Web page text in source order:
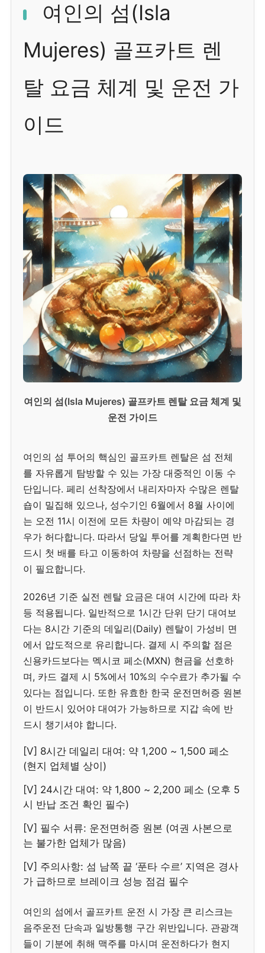
여인의 섬(Isla
Mujeres) 골프카트 렌
탈 요금 체계 및 운전 가
이드
여인의 섬(Isla Mujeres) 골프카트 렌탈 요금 체계 및
운전 가이드
여인의 섬 투어의 핵심인 골프카트 렌탈은 섬 전체
를 자유롭게 탐방할 수 있는 가장 대중적인 이동 수
단입니다. 페리 선착장에서 내리자마자 수많은 렌탈
숍이 밀집해 있으나, 성수기인 6월에서 8월 사이에
는 오전 11시 이전에 모든 차량이 예약 마감되는 경
우가 허다합니다. 따라서 당일 투어를 계획한다면 반
드시 첫 배를 타고 이동하여 차량을 선점하는 전략
이 필요합니다.
2026년 기준 실전 렌탈 요금은 대여 시간에 따라 차
등 적용됩니다. 일반적으로 1시간 단위 단기 대여보
다는 8시간 기준의 데일리(Daily) 렌탈이 가성비 면
에서 압도적으로 유리합니다. 결제 시 주의할 점은
신용카드보다는 멕시코 페소(MXN) 현금을 선호하
며, 카드 결제 시 5%에서 10%의 수수료가 추가될 수
있다는 점입니다. 또한 유효한 한국 운전면허증 원본
이 반드시 있어야 대여가 가능하므로 지갑 속에 반
드시 챙기셔야 합니다.
[V] 8시간 데일리 대여: 약 1,200 ~ 1,500 페소
(현지 업체별 상이)
[V] 24시간 대여: 약 1,800 ~ 2,200 페소 (오후 5
시 반납 조건 확인 필수)
[V] 필수 서류: 운전면허증 원본 (여권 사본으로
는 불가한 업체가 많음)
[V] 주의사항: 섬 남쪽 끝 ‘푼타 수르’ 지역은 경사
가 급하므로 브레이크 성능 점검 필수
여인의 섬에서 골프카트 운전 시 가장 큰 리스크는
음주운전 단속과 일방통행 구간 위반입니다. 관광객
들이 기분에 취해 맥주를 마시며 운전하다가 현지